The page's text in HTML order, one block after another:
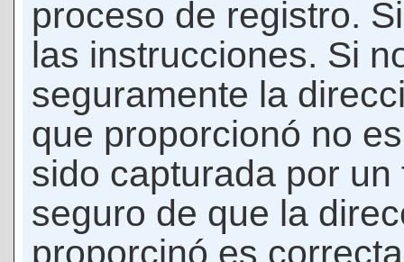
proceso de registro.
las instrucciones. Si
seguramente la
que proporcionó no
sido capturada por
seguro de que la
proporcinó es